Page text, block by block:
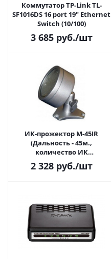
Коммутатор TP-Link TL-
SF1016DS 16 port 19" Ethernet
Switch (10/100)
3 685руб./шт
ИК-прожектор M-45IR
(Дальность - 45м.,
количество ИК
светодиодов - 67,
12V(DC),450мА,Ф72х40(Н)мм.)
2 328руб./шт